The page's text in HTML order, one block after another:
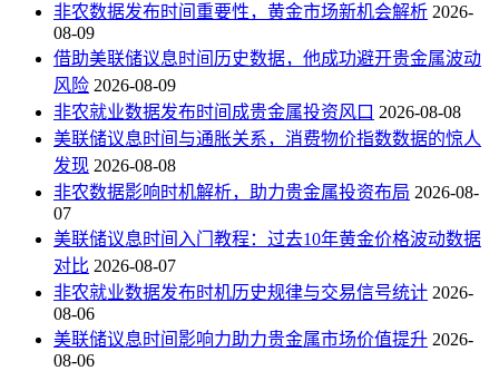
非农数据发布时间重要性，黄金市场新机会解析 2026-
08-09
借助美联储议息时间历史数据，他成功避开贵金属波动
风险 2026-08-09
非农就业数据发布时间成贵金属投资风口 2026-08-08
美联储议息时间与通胀关系，消费物价指数数据的惊人
发现 2026-08-08
非农数据影响时机解析，助力贵金属投资布局 2026-08-
07
美联储议息时间入门教程：过去10年黄金价格波动数据
对比 2026-08-07
非农就业数据发布时机历史规律与交易信号统计 2026-
08-06
美联储议息时间影响力助力贵金属市场价值提升 2026-
08-06